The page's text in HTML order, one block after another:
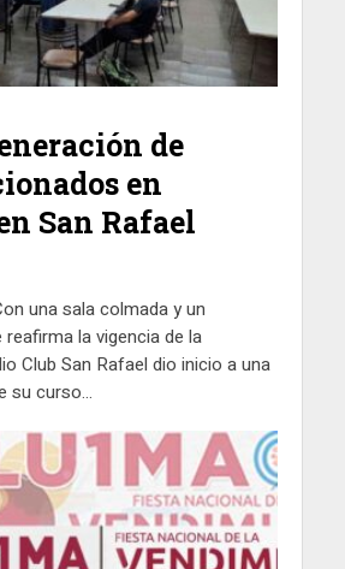
de
en
San Rafael
una sala colmada y un
la vigencia de la
Club San Rafael dio inicio a una
su curso...